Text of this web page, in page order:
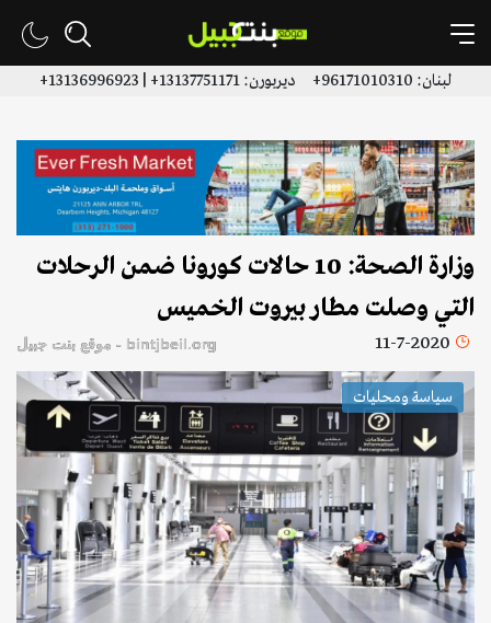
لبنان: 96171010310+ ديربورن: 13137751171+ | 13136996923+
وزارة الصحة: 10 حالات كورونا ضمن الرحلات
التي وصلت مطار بيروت الخميس
11-7-2020 bintjbeil.org - موقع بنت جبيل
سياسة ومحليات